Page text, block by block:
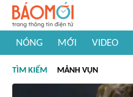
NÓNG MỚI VIDEO
#Khám phá thế giới
TÌM KIẾM MẢNH VỤN